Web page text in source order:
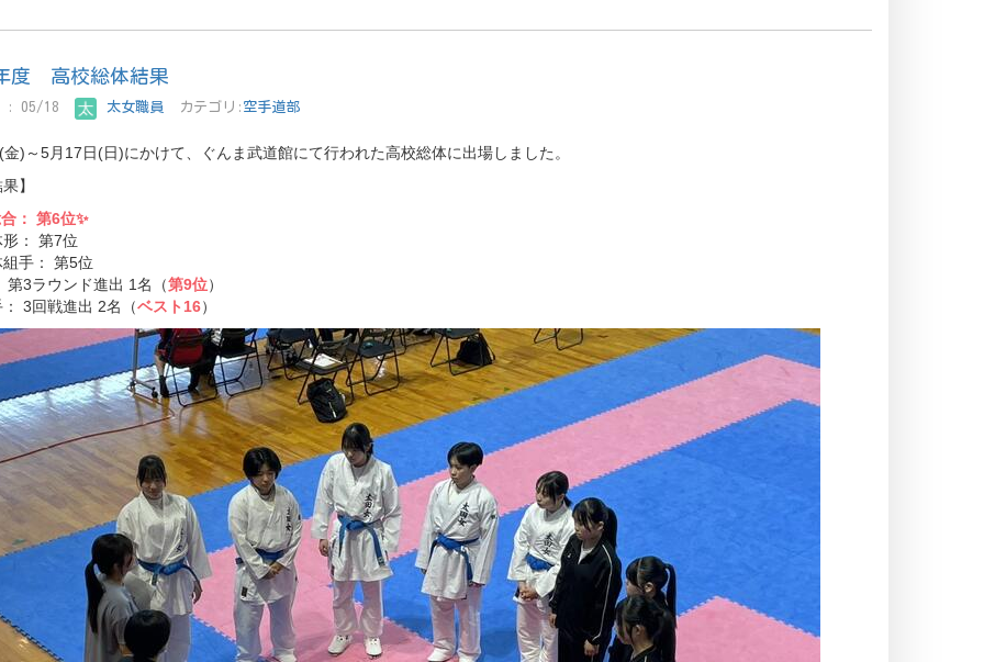
度 高校総体結果
: 05/18 太女職員 カテゴリ: 空手道部
)～5月17日(日)にかけて、ぐんま武道館にて行われた高校総体に出場しました。
】
： 第6位✨
： 第7位
手： 第5位
第3ラウンド進出 1名（第9位）
3回戦進出 2名（ベスト16）